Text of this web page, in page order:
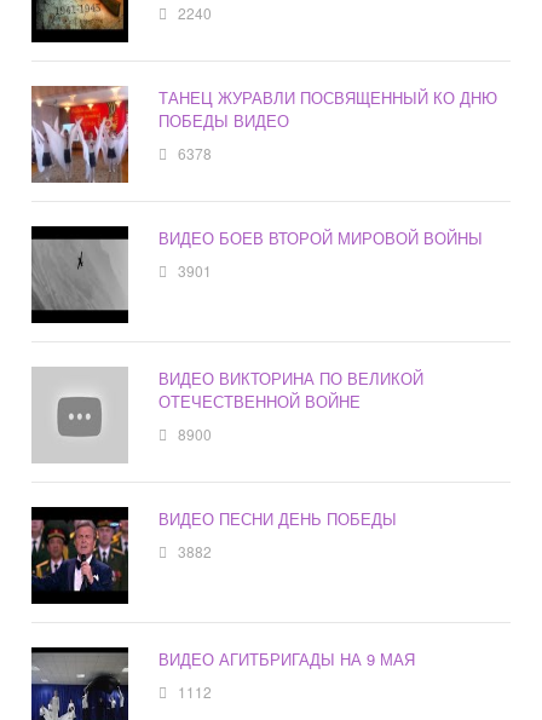
2240
ТАНЕЦ ЖУРАВЛИ ПОСВЯЩЕННЫЙ КО ДНЮ
ПОБЕДЫ ВИДЕО
6378
ВИДЕО БОЕВ ВТОРОЙ МИРОВОЙ ВОЙНЫ
3901
ВИДЕО ВИКТОРИНА ПО ВЕЛИКОЙ
ОТЕЧЕСТВЕННОЙ ВОЙНЕ
8900
ВИДЕО ПЕСНИ ДЕНЬ ПОБЕДЫ
3882
ВИДЕО АГИТБРИГАДЫ НА 9 МАЯ
1112